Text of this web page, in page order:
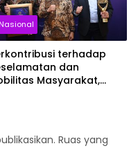
Nasional
terhadap
dan
Masyarakat,
2026
Ruas yang